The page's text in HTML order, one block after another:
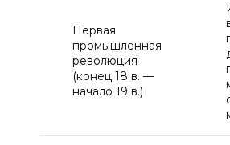
Первая
промышленная
революция
(конец 18 в. —
начало 19 в.)